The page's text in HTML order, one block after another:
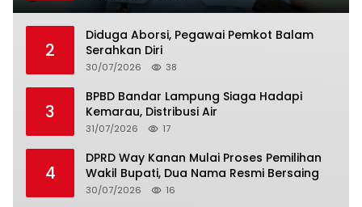
2
Diduga Aborsi, Pegawai Pemkot Balam
Serahkan Diri
30/07/2026 38
3
BPBD Bandar Lampung Siaga Hadapi
Kemarau, Distribusi Air
31/07/2026 17
4
DPRD Way Kanan Mulai Proses Pemilihan
Wakil Bupati, Dua Nama Resmi Bersaing
30/07/2026 16